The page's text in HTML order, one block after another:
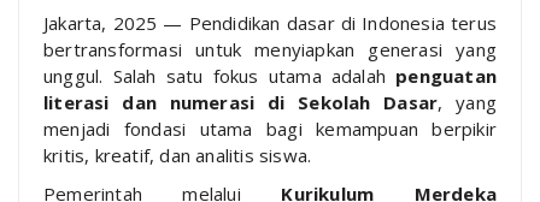
Jakarta, 2025 — Pendidikan dasar di Indonesia terus
bertransformasi untuk menyiapkan generasi yang
unggul. Salah satu fokus utama adalah penguatan
literasi dan numerasi di Sekolah Dasar, yang
menjadi fondasi utama bagi kemampuan berpikir
kritis, kreatif, dan analitis siswa.
Pemerintah melalui Kurikulum Merdeka